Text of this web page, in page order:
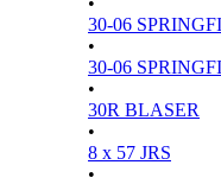
30-06
•
30-06
•
30R BLASER
•
8 x 57 JRS
•